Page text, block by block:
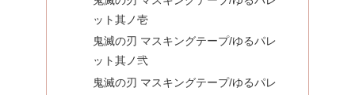
ット其ノ壱
鬼滅の刃 マスキングテープ/ゆるパレ
ット其ノ弐
鬼滅の刃 マスキングテープ/ゆるパレ